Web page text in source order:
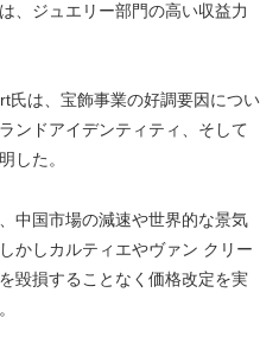
、ジュエリー部門の高い収益力
氏は、宝飾事業の好調要因につい
ンドアイデンティティ、そして
した。
中国市場の減速や世界的な景気
かしカルティエやヴァン クリー
毀損することなく価格改定を実